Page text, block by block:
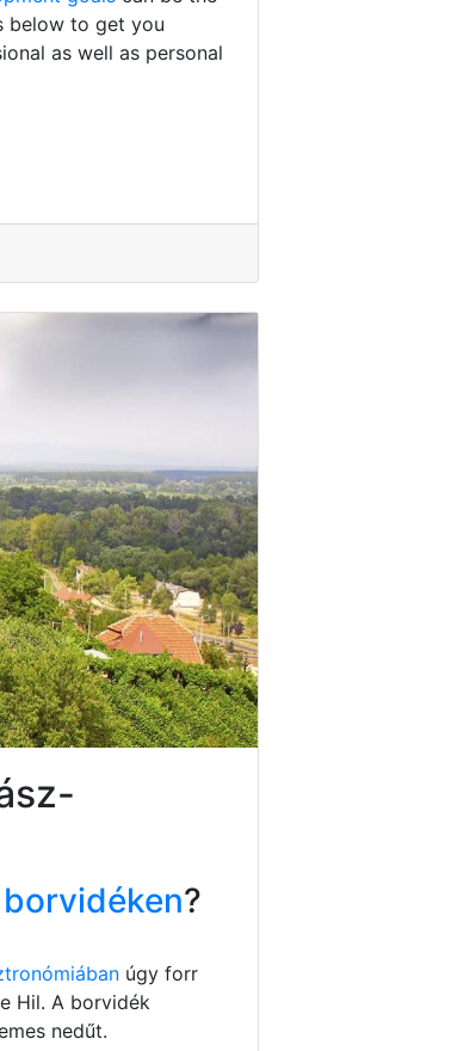
below to get you
as well as personal
?
úgy forr
Hil. A borvidék
nedűt.